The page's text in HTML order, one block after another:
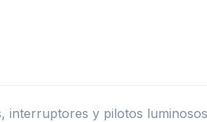
interruptores y pilotos